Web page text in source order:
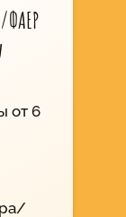
ФАЕР
от 6